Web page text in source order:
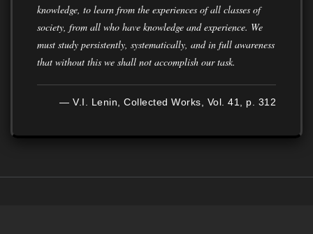
knowledge, to learn from the experiences of all classes of
society, from all who have knowledge and experience. We
must study persistently, systematically, and in full awareness
that without this we shall not accomplish our task.
— V.I. Lenin, Collected Works, Vol. 41, p. 312